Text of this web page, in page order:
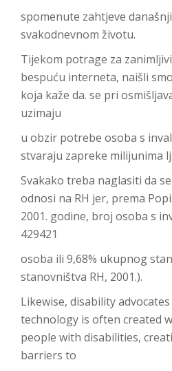
spomenute zahtjeve
svakodnevnom životu.
Tijekom potrage za
bespuću interneta, naišli
koja kaže da. se pri
uzimaju
u obzir potrebe osoba s
stvaraju zapreke milijunima
Svakako treba naglasiti da
odnosi na RH jer, prema
2001. godine, broj osoba s
429421
osoba ili 9,68% ukupnog
stanovništva RH, 2001.).
Likewise, disability
technology is often created
people with disabilities,
barriers to